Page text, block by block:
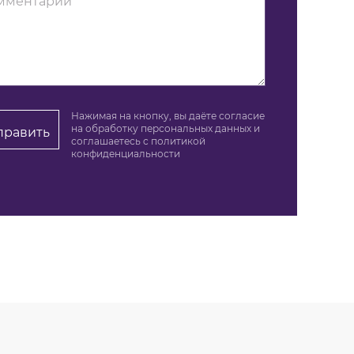
Нажимая на кнопку, вы даёте согласие
на обработку персональных данных и
соглашаетесь c политикой
конфиденциальности